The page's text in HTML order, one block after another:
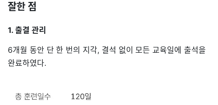
잘한 점
1. 출결 관리
6개월 동안 단 한 번의 지각, 결석 없이 모든 교육일에 출석을
완료하였다.